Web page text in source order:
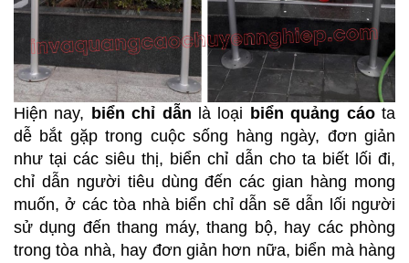
Hiện nay, biển chỉ dẫn là loại biển quảng cáota
dễ bắt gặp trong cuộc sống hàng ngày, đơn giản
như tại các siêu thị, biển chỉ dẫn cho ta biết lối đi,
chỉ dẫn người tiêu dùng đến các gian hàng mong
muốn, ở các tòa nhà biển chỉ dẫn sẽ dẫn lối người
sử dụng đến thang máy, thang bộ, hay các phòng
trong tòa nhà, hay đơn giản hơn nữa, biển mà hàng